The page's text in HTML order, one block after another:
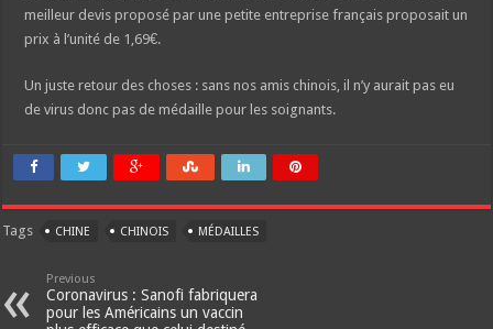
meilleur devis proposé par une petite entreprise français proposait un
prix à l’unité de 1,69€.
Un juste retour des choses : sans nos amis chinois, il n’y aurait pas eu
de virus donc pas de médaille pour les soignants.
Tags CHINE CHINOIS MÉDAILLES
Previous
Coronavirus : Sanofi fabriquera
pour les Américains un vaccin